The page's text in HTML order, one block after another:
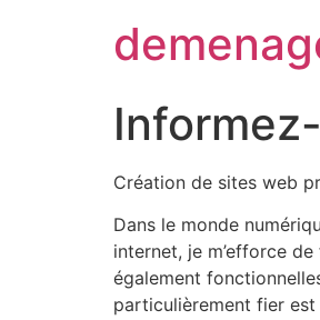
Création de sites web
Dans le monde
internet, je m’efforce
également
particulièrement fier est